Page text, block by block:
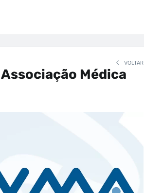
VOLTAR
Médica